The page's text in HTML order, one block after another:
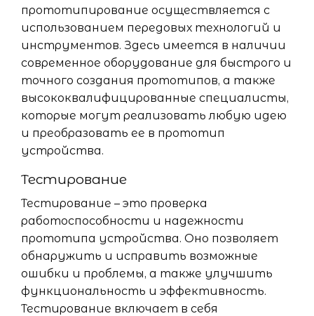
прототипирование осуществляется с
использованием передовых технологий и
инструментов. Здесь имеется в наличии
современное оборудование для быстрого и
точного создания прототипов, а также
высококвалифицированные специалисты,
которые могут реализовать любую идею
и преобразовать ее в прототип
устройства.
Тестирование
Тестирование – это проверка
работоспособности и надежности
прототипа устройства. Оно позволяет
обнаружить и исправить возможные
ошибки и проблемы, а также улучшить
функциональность и эффективность.
Тестирование включает в себя